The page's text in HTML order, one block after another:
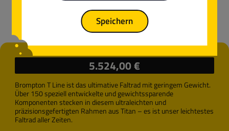
5.524,00 €
Brompton T Line ist das ultimative Faltrad mit geringem Gewicht.
Über 150 speziell entwickelte und gewichtssparende
Komponenten stecken in diesem ultraleichten und
präzisionsgefertigten Rahmen aus Titan – es ist unser leichtestes
Faltrad aller Zeiten.
Speichern